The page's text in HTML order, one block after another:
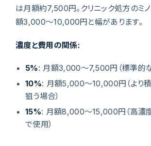
は月額約7,500円。クリニック処方のミ
額3,000〜10,000円と幅があります。
濃度と費用の関係:
5%: 月額3,000〜7,500円（標準的な
10%: 月額5,000〜10,000円（より
狙う場合）
15%: 月額8,000〜15,000円（高濃
で使用）